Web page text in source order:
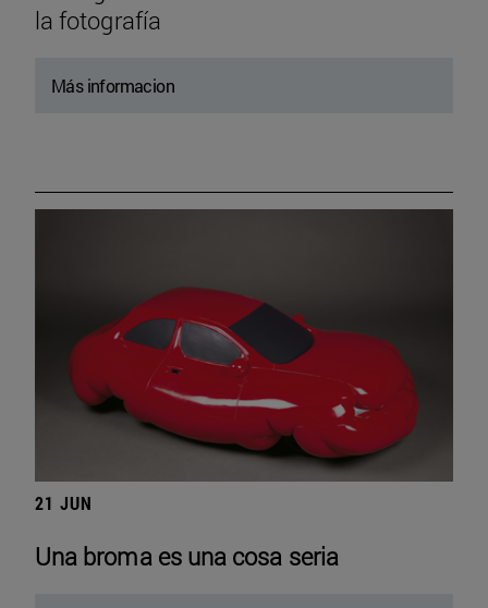
la fotografía
Más informacion
21 JUN
Una broma es una cosa seria